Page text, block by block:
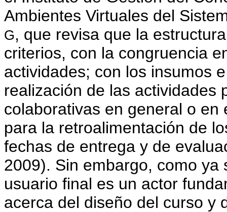
Ambientes Virtuales del
G, que revisa que la
criterios, con la congruencia
actividades; con los insumos
realización de las actividades
colaborativas en general o
para la retroalimentación de
fechas de entrega y de
2009). Sin embargo, como
usuario final es un actor
acerca del diseño del curso y